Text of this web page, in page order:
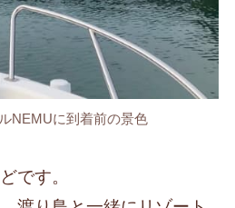
NEMUに到着前の景色
です。